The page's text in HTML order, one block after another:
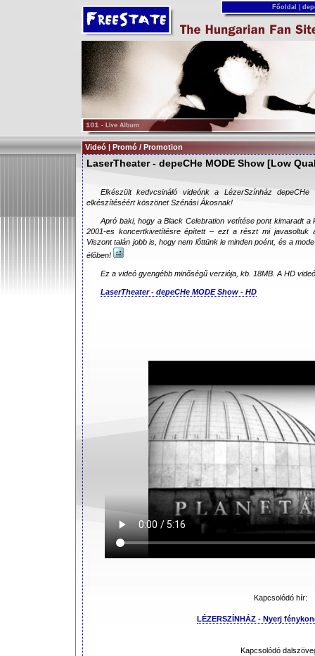
Főoldal
Videó | Promó / Promotion
LaserTheater - depeCHe MODE Show [Low
Elkészült kedvcsináló videónk a LézerSzínház
elkészítéséért köszönet Szénási Ákosnak!
Apró baki, hogy a Black Celebration vetítése pont kimaradt a
2001-es koncertkivetítésre épített – ezt a részt mi javasoltuk
Viszont talán jobb is, hogy nem lőttünk le minden poént, és a
élőben!
Ez a videó gyengébb minőségű verziója, kb. 18MB. A HD
LaserTheater - depeCHe MODE Show - HD
Kapcsolódó hír:
LÉZERSZÍNHÁZ - Nyerj
Kapcsolódó